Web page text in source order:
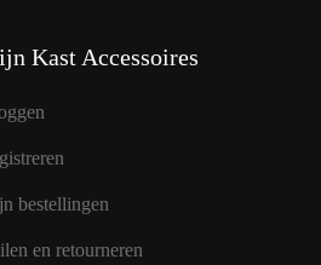
Kast Accessoires
bestellingen
en retourneren